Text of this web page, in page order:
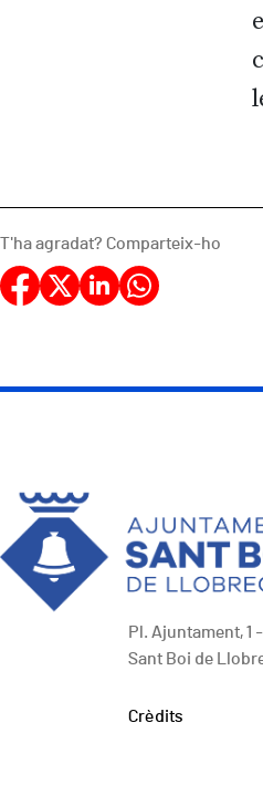
T'ha agradat? Comparteix-ho
Pl. Ajuntament, 1
Sant Boi de
Peu
Crèdits